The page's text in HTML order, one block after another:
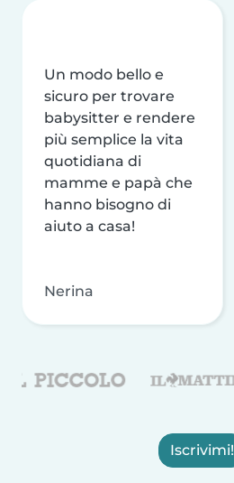
Un modo bello e
sicuro per trovare
babysitter e rendere
più semplice la vita
quotidiana di
mamme e papà che
hanno bisogno di
aiuto a casa!
Nerina
Iscrivimi!